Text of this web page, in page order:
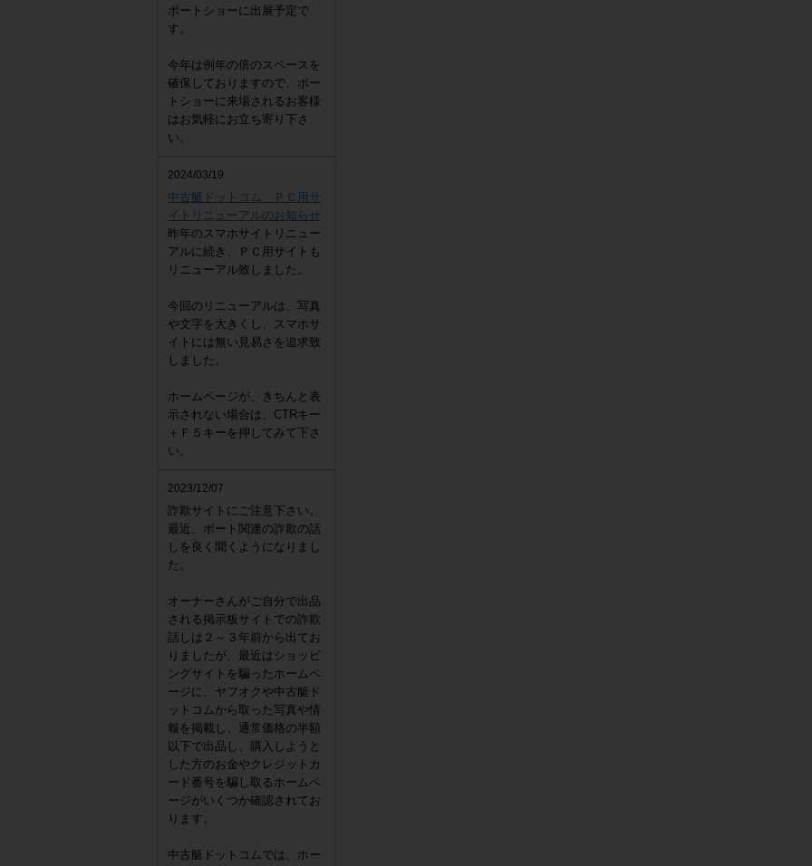
ボートショーに出展予定で
す。
今年は例年の倍のスペースを
確保しておりますので、ボー
トショーに来場されるお客様
はお気軽にお立ち寄り下さ
い。
2024/03/19
中古艇ドットコム ＰＣ用サ
イトリニューアルのお知らせ
昨年のスマホサイトリニュー
アルに続き、ＰＣ用サイトも
リニューアル致しました。
今回のリニューアルは、写真
や文字を大きくし、スマホサ
イトには無い見易さを追求致
しました。
ホームページが、きちんと表
示されない場合は、CTRキー
＋Ｆ５キーを押してみて下さ
い。
2023/12/07
詐欺サイトにご注意下さい。
最近、ボート関連の詐欺の話
しを良く聞くようになりまし
た。
オーナーさんがご自分で出品
される掲示板サイトでの詐欺
話しは２～３年前から出てお
りましたが、最近はショッピ
ングサイトを騙ったホームペ
ージに、ヤフオクや中古艇ド
ットコムから取った写真や情
報を掲載し、通常価格の半額
以下で出品し、購入しようと
した方のお金やクレジットカ
ード番号を騙し取るホームペ
ージがいくつか確認されてお
ります。
中古艇ドットコムでは、ホー